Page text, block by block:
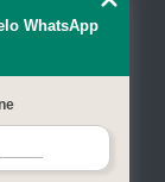
WhatsApp